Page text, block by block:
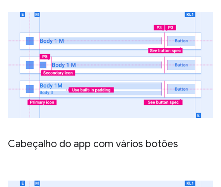
Cabeçalho do app com vários botões